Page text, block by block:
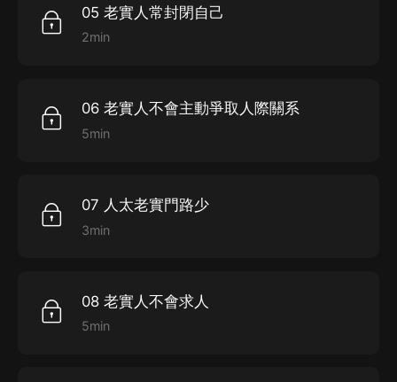
05 老實人常封閉自己
2min
06 老實人不會主動爭取人際關系
5min
07 人太老實門路少
3min
08 老實人不會求人
5min